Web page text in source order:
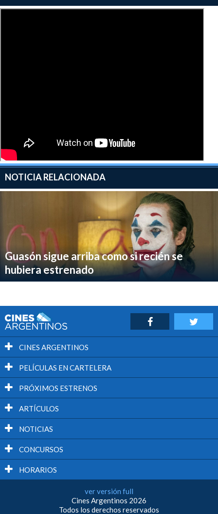
NOTICIA RELACIONADA
Guasón sigue arriba como si recién se
hubiera estrenado
CINES ARGENTINOS
PELÍCULAS EN CARTELERA
PRÓXIMOS ESTRENOS
ARTÍCULOS
NOTICIAS
CONCURSOS
HORARIOS
ver versión full
Cines Argentinos 2026
Todos los derechos reservados